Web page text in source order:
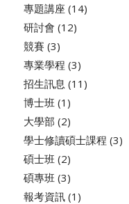
專題講座 (14)
研討會 (12)
競賽 (3)
專業學程 (3)
招生訊息 (11)
博士班(1)
大學部 (2)
學士修讀碩士課程 (3)
碩士班(2)
碩專班(3)
報考資訊(1)